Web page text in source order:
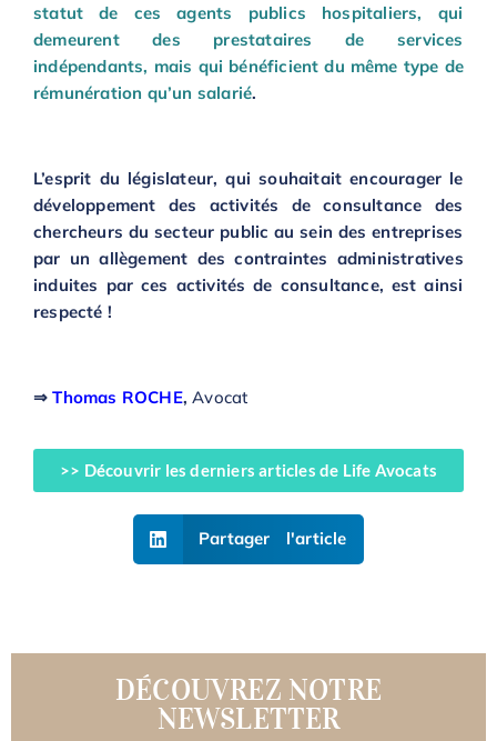
statut de ces agents publics hospitaliers, qui
demeurent des prestataires de services
indépendants, mais qui bénéficient du même type de
rémunération qu’un salarié.
L’esprit du législateur, qui souhaitait encourager le
développement des activités de consultance des
chercheurs du secteur public au sein des entreprises
par un allègement des contraintes administratives
induites par ces activités de consultance, est ainsi
respecté !
⇒Thomas ROCHE,Avocat
>> Découvrir les derniers articles de Life Avocats
Partager l'article
DÉCOUVREZ NOTRE
NEWSLETTER